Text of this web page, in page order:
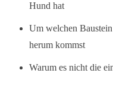
Hund hat
Um welchen
herum kommst
Warum es nicht die